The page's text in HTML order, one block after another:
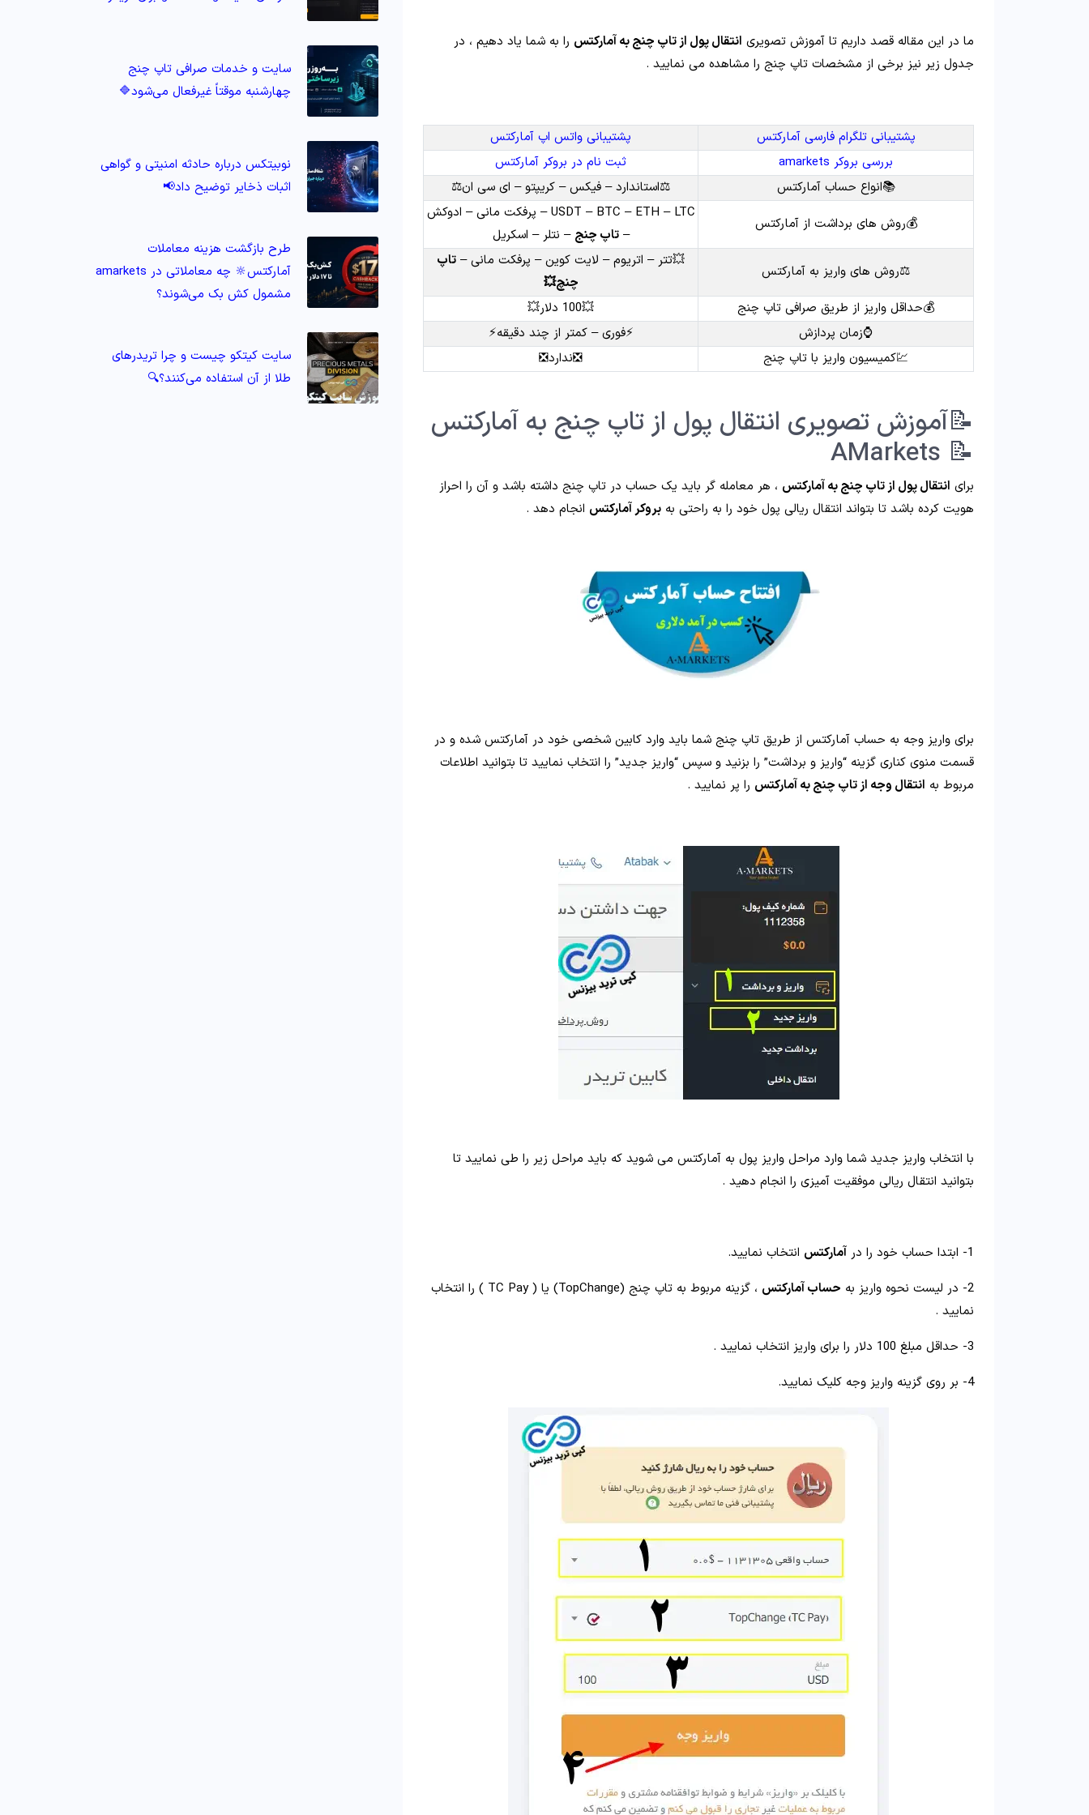
ما در این مقاله قصد داریم تا آموزش تصویری انتقال پول از تاپ چنج به آمارکتس را به شما یاد دهیم ، در
جدول زیر نیز برخی از مشخصات تاپ چنج را مشاهده می نمایید .
پشتیبانی تلگرام فارسی آمارکتس
پشتیبانی واتس اپ آمارکتس
بررسی بروکر amarkets
ثبت نام در بروکر آمارکتس
📚انواع حساب آمارکتس
⚖️استاندارد – فیکس – کریپتو – ای سی ان⚖️
💰روش های برداشت از آمارکتس
USDT – BTC – ETH – LTC – پرفکت مانی – ادوکش
–تاپ چنج – نتلر – اسکریل
⚖️روش های واریز به آمارکتس
💥تتر – اتریوم – لایت کوین – پرفکت مانی – تاپ
چنچ💥
💰حداقل واریز از طریق صرافی تاپ چنج
💥100 دلار💥
⌚️زمان پردازش
⚡️فوری – کمتر از چند دقیقه⚡️
💹کمیسیون واریز با تاپ چنج
❎ندارد❎
📝آموزش تصویری انتقال پول از تاپ چنج به آمارکتس
📝 AMarkets
برای انتقال پول از تاپ چنج به آمارکتس ، هر معامله گر باید یک حساب در تاپ چنج داشته باشد و آن را احراز
هویت کرده باشد تا بتواند انتقال ریالی پول خود را به راحتی به بروکر آمارکتس انجام دهد .
برای واریز وجه به حساب آمارکتس از طریق تاپ چنج شما باید وارد کابین شخصی خود در آمارکتس شده و در
قسمت منوی کناری گزینه “واریز و برداشت” را بزنید و سپس “واریز جدید” را انتخاب نمایید تا بتوانید اطلاعات
مربوط به انتقال وجه از تاپ چنج به آمارکتس را پر نمایید .
با انتخاب واریز جدید شما وارد مراحل واریز پول به آمارکتس می شوید که باید مراحل زیر را طی نمایید تا
بتوانید انتقال ریالی موفقیت آمیزی را انجام دهید .
1- ابتدا حساب خود را در آمارکتس انتخاب نمایید.
2- در لیست نحوه واریز به
حساب آمارکتس
، گزینه مربوط به تاپ چنج (TopChange) یا ( TC Pay ) را انتخاب
نمایید .
3- حداقل مبلغ 100 دلار را برای واریز انتخاب نمایید .
4- بر روی گزینه واریز وجه کلیک نمایید.
سایت و خدمات صرافی تاپ‌ چنج
چهارشنبه موقتاً غیرفعال می‌شود🔷
نوبیتکس درباره حادثه امنیتی و گواهی
اثبات ذخایر توضیح داد📢
طرح بازگشت هزینه معاملات
آمارکتس🔆 چه معاملاتی در amarkets
مشمول کش‌ بک می‌شوند؟
سایت کیتکو چیست و چرا تریدرهای
طلا از آن استفاده می‌کنند؟🔍